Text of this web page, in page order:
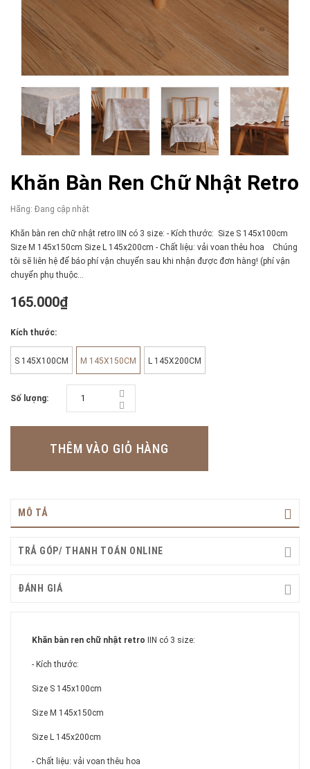
Khăn Bàn Ren Chữ Nhật Retro
Hãng: Đang cập nhật
Khăn bàn ren chữ nhật retro IIN có 3 size: - Kích thước: Size S 145x100cm
Size M 145x150cm Size L 145x200cm - Chất liệu: vải voan thêu hoa Chúng
tôi sẽ liên hệ để báo phí vận chuyển sau khi nhận được đơn hàng! (phí vận
chuyển phụ thuộc...
165.000₫
Kích thước:
S 145X100CM M 145X150CM L 145X200CM
Số lượng:
THÊM VÀO GIỎ HÀNG
MÔ TẢ
TRẢ GÓP/ THANH TOÁN ONLINE
ĐÁNH GIÁ
Khăn bàn ren chữ nhật retro IIN có 3 size:
- Kích thước:
Size S 145x100cm
Size M 145x150cm
Size L 145x200cm
- Chất liệu: vải voan thêu hoa